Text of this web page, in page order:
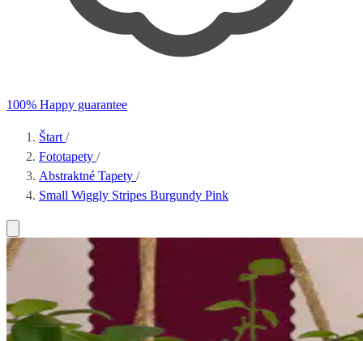
100% Happy guarantee
Štart /
Fototapety /
Abstraktné Tapety /
Small Wiggly Stripes Burgundy Pink